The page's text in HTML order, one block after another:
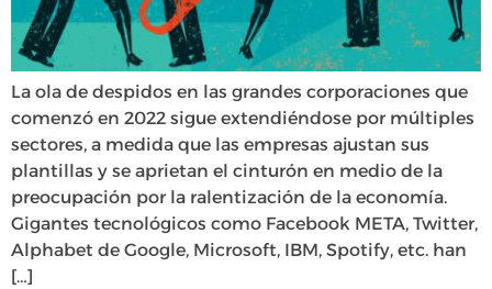
La ola de despidos en las grandes corporaciones que
comenzó en 2022 sigue extendiéndose por múltiples
sectores, a medida que las empresas ajustan sus
plantillas y se aprietan el cinturón en medio de la
preocupación por la ralentización de la economía.
Gigantes tecnológicos como Facebook META, Twitter,
Alphabet de Google, Microsoft, IBM, Spotify, etc. han
[…]